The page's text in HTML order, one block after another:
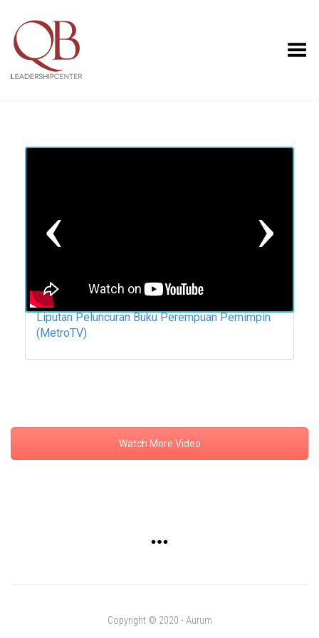
Toggle Menu
Liputan Peluncuran Buku Perempuan Pemimpin
(MetroTV)
Watch More Video
Copyright © 2020 - Aurum